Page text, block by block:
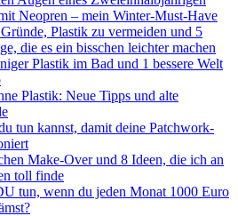
Neopren – mein Winter-Must-Have
Plastik zu vermeiden und 5
die es ein bisschen leichter machen
Plastik im Bad und 1 bessere Welt
Plastik: Neue Tipps und alte
tun kannst, damit deine Patchwork-
Make-Over und 8 Ideen, die ich an
toll finde
tun, wenn du jeden Monat 1000 Euro